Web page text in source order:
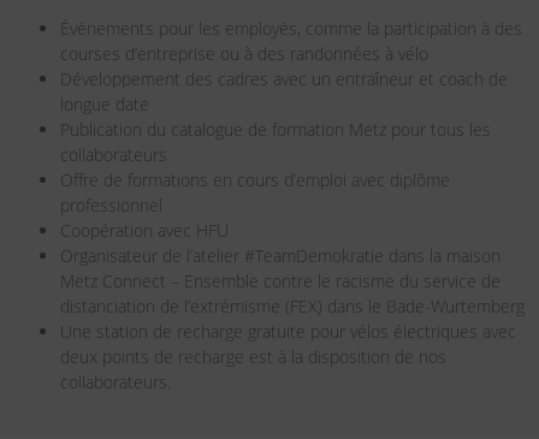
Événements pour les employés, comme la participation à des
courses d’entreprise ou à des randonnées à vélo
Développement des cadres avec un entraîneur et coach de
longue date
Publication du catalogue de formation Metz pour tous les
collaborateurs
Offre de formations en cours d’emploi avec diplôme
professionnel
Coopération avec HFU
Organisateur de l’atelier #TeamDemokratie dans la maison
Metz Connect – Ensemble contre le racisme du service de
distanciation de l’extrémisme (FEX) dans le Bade-Wurtemberg
Une station de recharge gratuite pour vélos électriques avec
deux points de recharge est à la disposition de nos
collaborateurs.